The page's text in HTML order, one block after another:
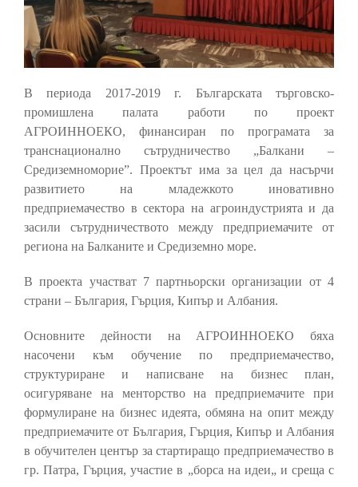
В периода 2017-2019 г. Българската търговско-
промишлена палата работи по проект
АГРОИННОЕКО, финансиран по програмата за
транснационално сътрудничество „Балкани –
Средиземноморие”. Проектът има за цел да насърчи
развитието на младежкото иновативно
предприемачество в сектора на агроиндустрията и да
засили сътрудничеството между предприемачите от
региона на Балканите и Средиземно море.
В проекта участват 7 партньорски организации от 4
страни – България, Гърция, Кипър и Албания.
Основните дейности на АГРОИННОЕКО бяха
насочени към обучение по предприемачество,
структуриране и написване на бизнес план,
осигуряване на менторство на предприемачите при
формулиране на бизнес идеята, обмяна на опит между
предприемачите от България, Гърция, Кипър и Албания
в обучителен център за стартиращо предприемачество в
гр. Патра, Гърция, участие в „борса на идеи„ и среща с